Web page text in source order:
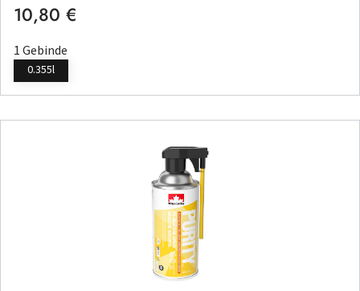
Regulärer Preis:
10,80 €
1 Gebinde
0.355l